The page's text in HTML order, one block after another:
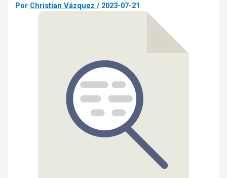
Por Christian Vázquez/ 2023-07-21